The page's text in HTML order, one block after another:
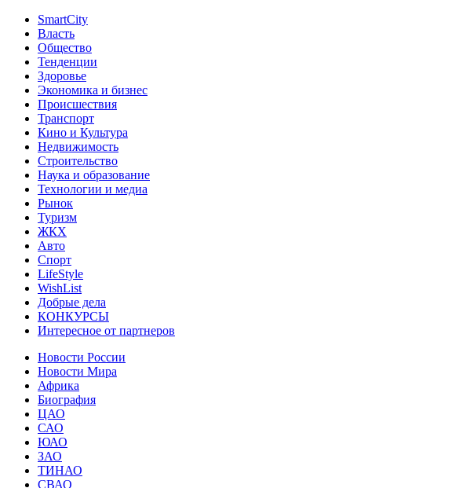
SmartCity
Власть
Общество
Тенденции
Здоровье
Экономика и бизнес
Происшествия
Транспорт
Кино и Культура
Недвижимость
Строительство
Наука и образование
Технологии и медиа
Рынок
Туризм
ЖКХ
Авто
Спорт
LifeStyle
WishList
Добрые дела
КОНКУРСЫ
Интересное от партнеров
Новости России
Новости Мира
Африка
Биография
ЦАО
САО
ЮАО
ЗАО
ТИНАО
СВАО